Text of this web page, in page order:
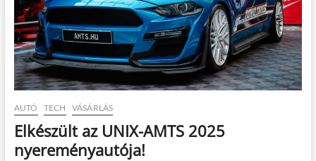
AUTÓ TECH VÁSÁRLÁS
Elkészült az UNIX-AMTS 2025
nyereményautója!